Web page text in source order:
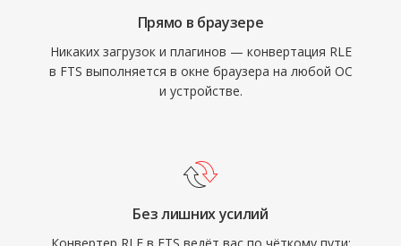
Прямо в браузере
Никаких загрузок и плагинов — конвертация RLE
в FTS выполняется в окне браузера на любой ОС
и устройстве.
Без лишних усилий